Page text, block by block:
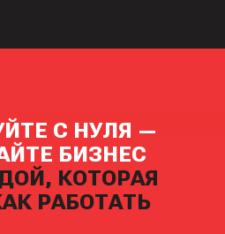
С НУЛЯ —
БИЗНЕС
КОТОРАЯ
РАБОТАТЬ